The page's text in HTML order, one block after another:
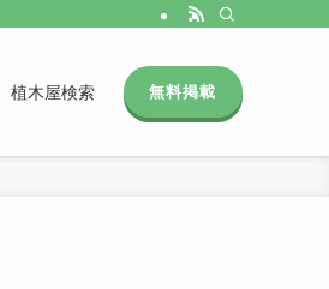
植木屋検索 無料掲載